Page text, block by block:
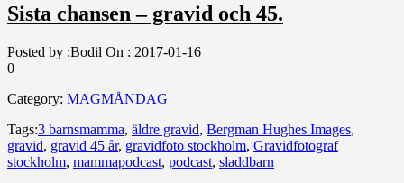
Sista chansen – gravid och 45.
Posted by :Bodil On : 2017-01-16
0
Category: MAGMÅNDAG
Tags:3 barnsmamma, äldre gravid, Bergman Hughes Images,
gravid, gravid 45 år, gravidfoto stockholm, Gravidfotograf
stockholm, mammapodcast, podcast, sladdbarn